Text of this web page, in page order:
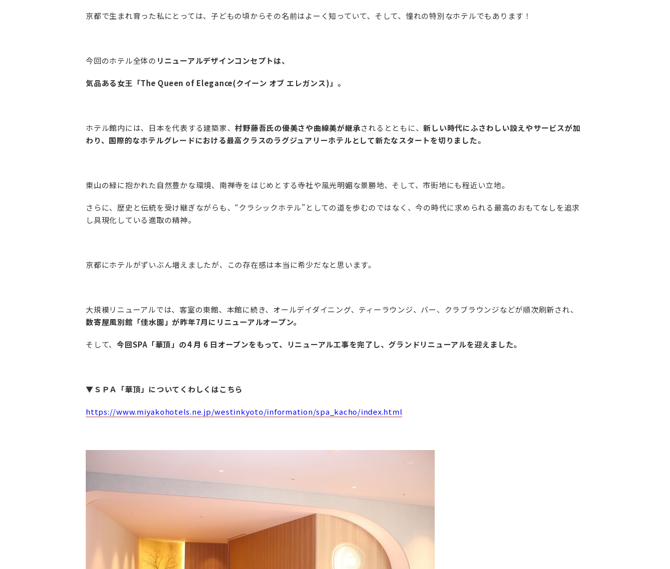
京都で生まれ育った私にとっては、子どもの頃からその名前はよーく知っていて、そして、憧れの特別なホテルでもあります！
今回のホテル全体の リニューアルデザインコンセプトは、
気品ある女王「The Queen of Elegance(クイーン オブ エレガンス)」。
ホテル館内には、日本を代表する建築家、村野藤吾氏の優美さや曲線美が継承されるとともに、新しい時代にふさわしい設えやサービスが加
わり、国際的なホテルグレードにおける最高クラスのラグジュアリーホテルとして新たなスタートを切りま した。
東山の緑に抱かれた自然豊かな環境、南禅寺をはじめとする寺社や風光明媚な景勝地、そして、市街地にも程近い立地。
さらに、歴史と伝統を受け継ぎながらも、“クラシックホテル”としての道を歩むのではなく、今の時代に求められる最高のおもてなしを追求
し具現化している進取の精神。
京都にホテルがずいぶん増えましたが、この存在感は本当に希少だなと思います。
大規模リニューアルでは、客室の東館、本館に続き、オールデイダイニング、ティーラウンジ、バー、クラブラウンジなどが順次刷新され、
数寄屋風別館「佳水園」が昨年7月にリニューアルオープン。
そして、 今回SPA「華頂」の4 月 6 日オープンをもって、リニューアル工事を完了し、グランドリニューアルを迎えました。
▼ＳＰＡ「華頂」についてくわしくはこちら
https://www.miyakohotels.ne.jp/westinkyoto/information/spa_kacho/index.html